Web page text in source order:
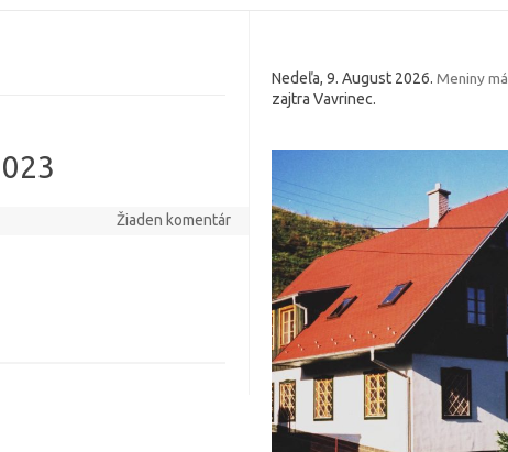
Žiaden komentár
Nedeľa, 9. August 2026.Meniny má
zajtraVavrinec.